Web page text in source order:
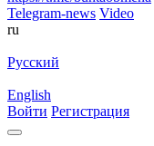
Telegram-news Video
ru
Русский
English
Войти Регистрация